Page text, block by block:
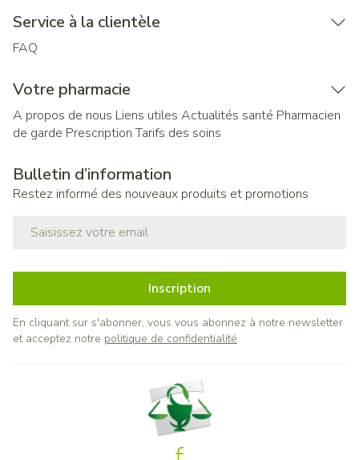
Service à la clientèle
FAQ
Votre pharmacie
A propos de nous Liens utiles Actualités santé Pharmacien
de garde Prescription Tarifs des soins
Bulletin d’information
Restez informé des nouveaux produits et promotions
Inscription
En cliquant sur s'abonner, vous vous abonnez à notre newsletter
et acceptez notre politique de confidentialité.